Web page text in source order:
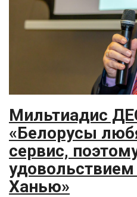
Мильтиадис
«Белорусы
сервис,
Ханью»